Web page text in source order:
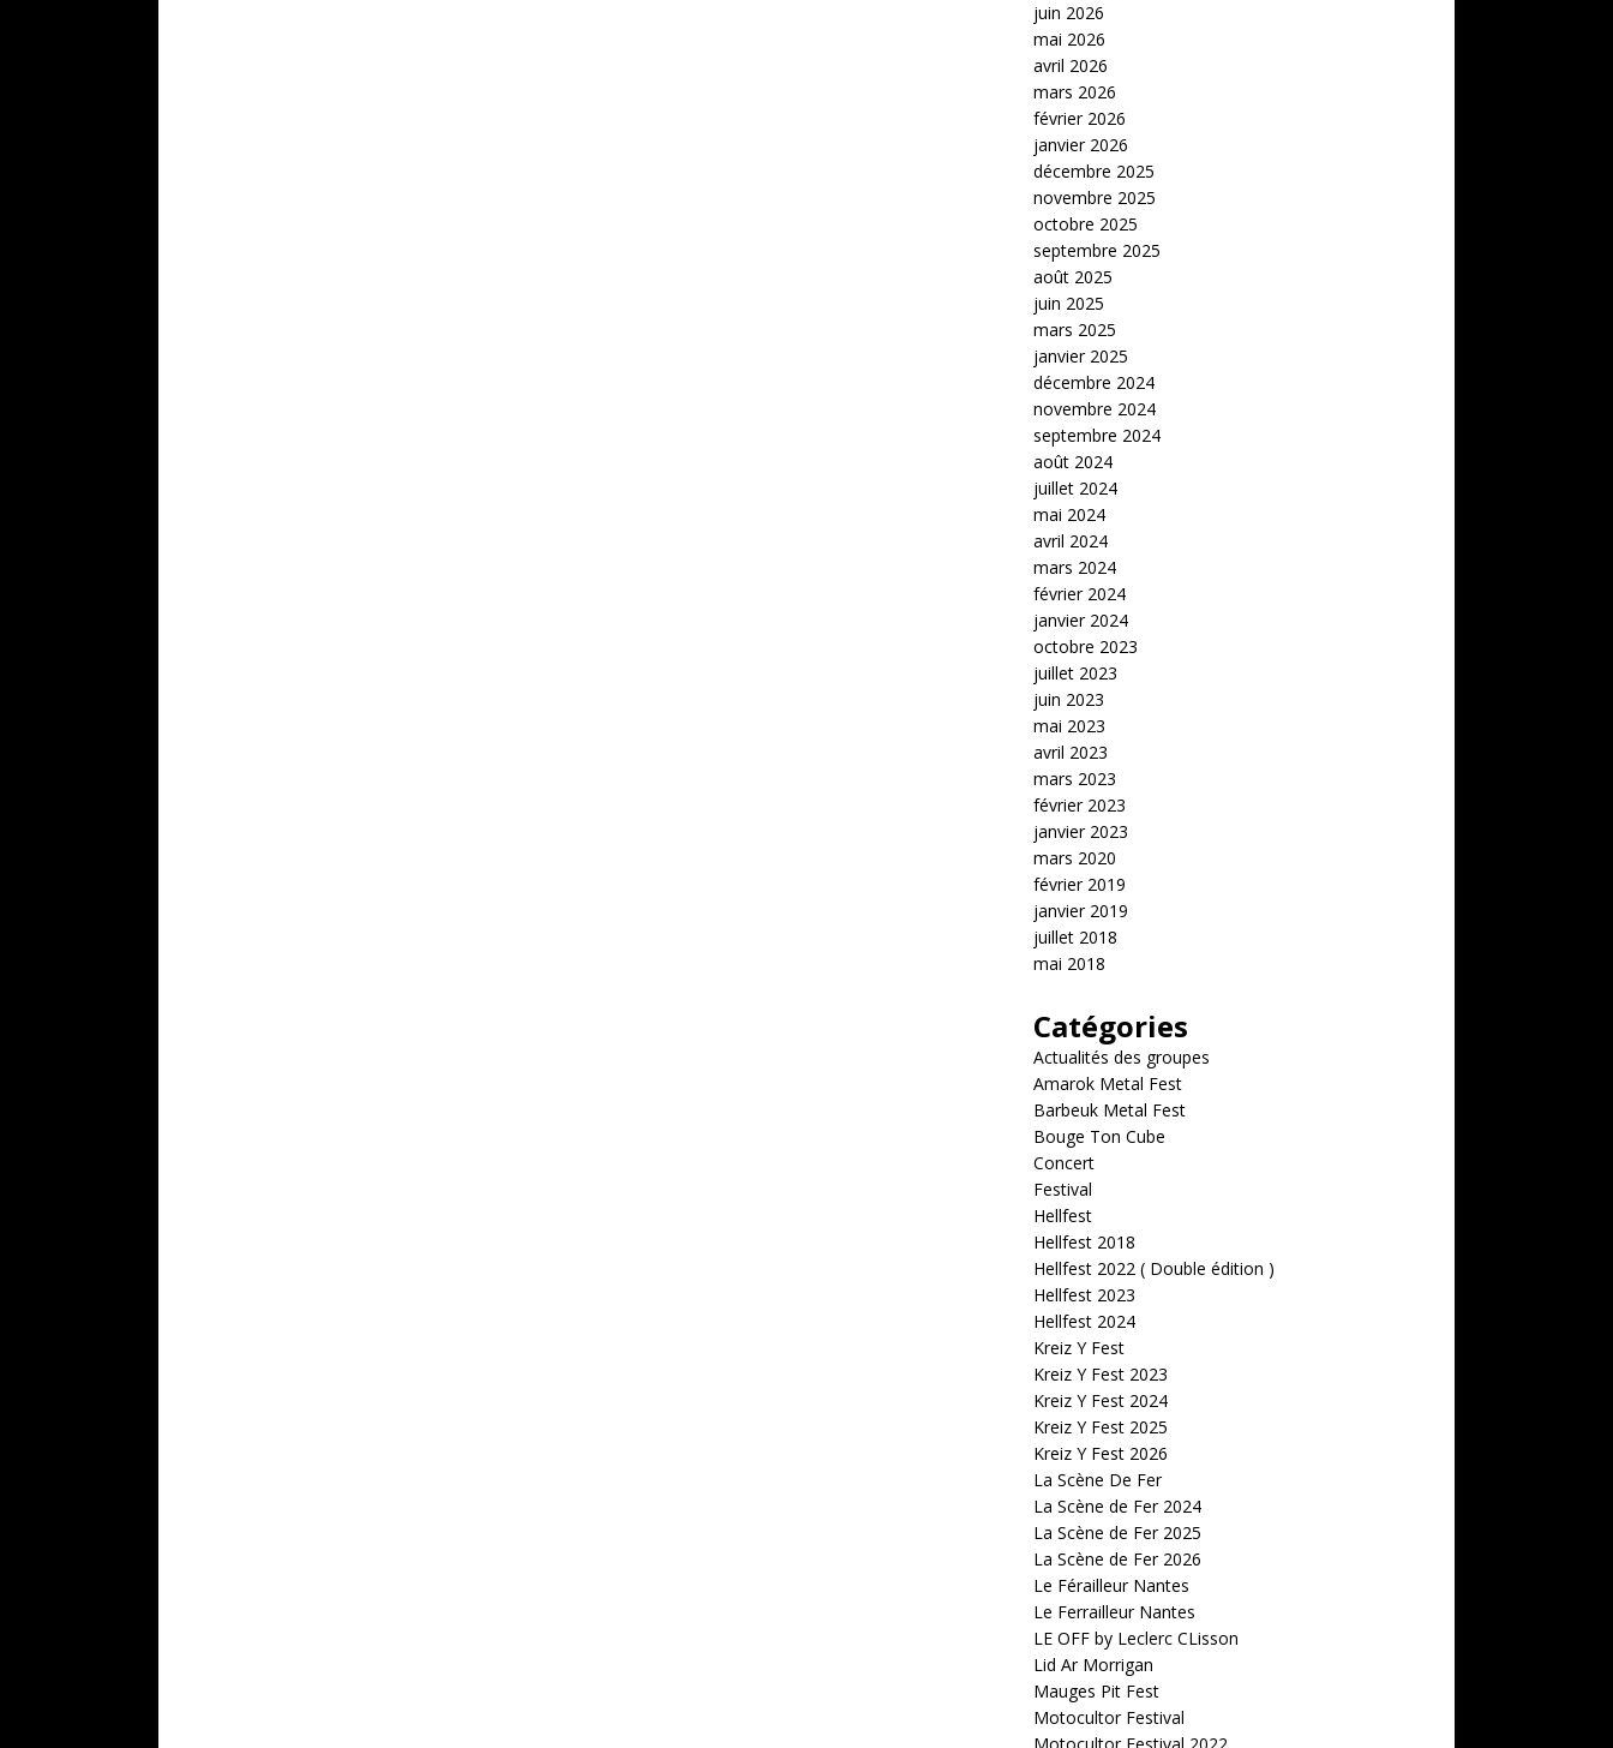
juin 2026
mai 2026
avril 2026
mars 2026
février 2026
janvier 2026
décembre 2025
novembre 2025
octobre 2025
septembre 2025
août 2025
juin 2025
mars 2025
janvier 2025
décembre 2024
novembre 2024
septembre 2024
août 2024
juillet 2024
mai 2024
avril 2024
mars 2024
février 2024
janvier 2024
octobre 2023
juillet 2023
juin 2023
mai 2023
avril 2023
mars 2023
février 2023
janvier 2023
mars 2020
février 2019
janvier 2019
juillet 2018
mai 2018
Catégories
Actualités des groupes
Amarok Metal Fest
Barbeuk Metal Fest
Bouge Ton Cube
Concert
Festival
Hellfest
Hellfest 2018
Hellfest 2022 ( Double édition )
Hellfest 2023
Hellfest 2024
Kreiz Y Fest
Kreiz Y Fest 2023
Kreiz Y Fest 2024
Kreiz Y Fest 2025
Kreiz Y Fest 2026
La Scène De Fer
La Scène de Fer 2024
La Scène de Fer 2025
La Scène de Fer 2026
Le Férailleur Nantes
Le Ferrailleur Nantes
LE OFF by Leclerc CLisson
Lid Ar Morrigan
Mauges Pit Fest
Motocultor Festival